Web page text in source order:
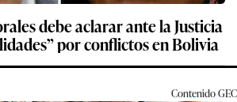
debe aclarar ante la Justicia
por conflictos en Bolivia
ContenidoGEC